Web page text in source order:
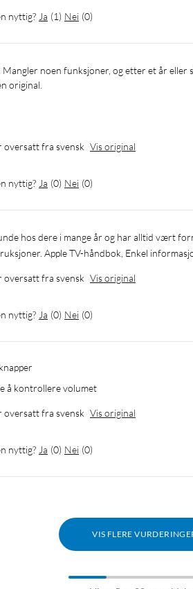
nyttig? Ja (1) Nei (0)
original.
oversatt fra svensk Vis original
nyttig? Ja (0) Nei (0)
hos dere i mange år og har alltid vært
Apple TV-håndbok, Enkel
oversatt fra svensk Vis original
nyttig? Ja (0) Nei (0)
å kontrollere volumet
oversatt fra svensk Vis original
nyttig? Ja (0) Nei (0)
VIS FLERE